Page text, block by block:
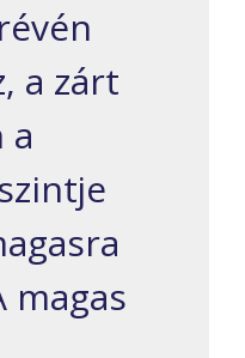
a zárt
a
magas